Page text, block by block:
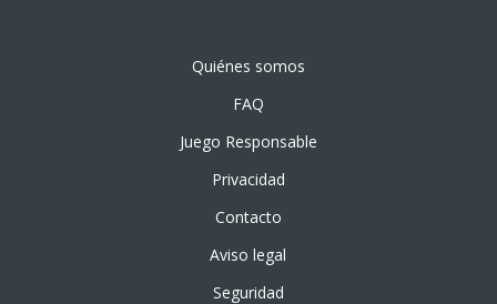
Quiénes somos
FAQ
Juego Responsable
Privacidad
Contacto
Aviso legal
Seguridad